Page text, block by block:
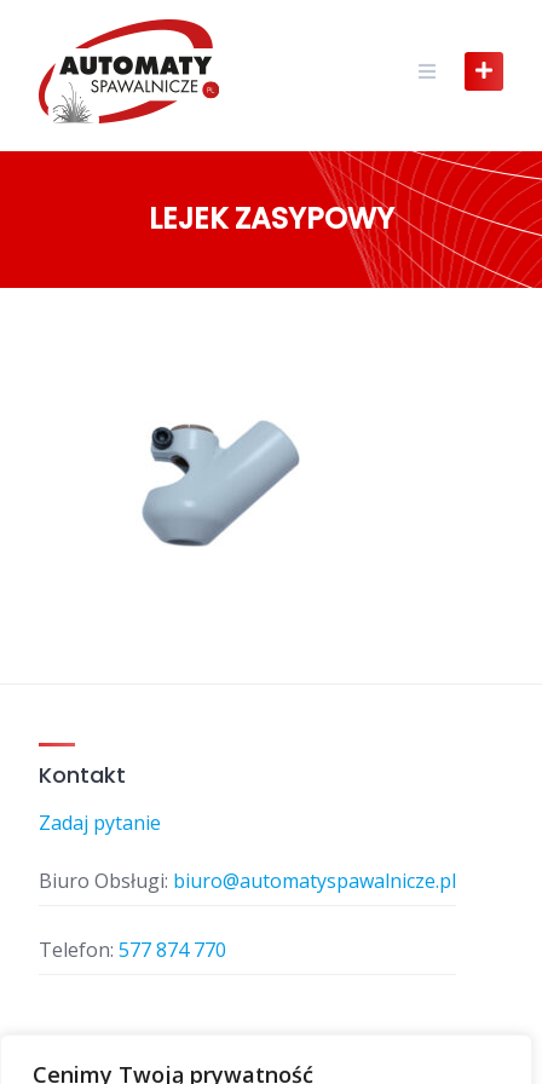
Cenimy Twoją prywatność
content
LEJEK ZASYPOWY
Kontakt
Zadaj pytanie
Biuro Obsługi: biuro@automatyspawalnicze.pl
Telefon: 577 874 770